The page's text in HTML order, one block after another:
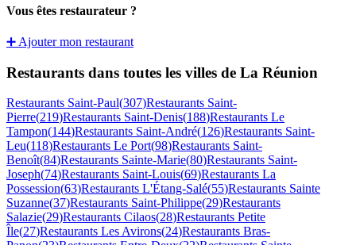
Vous êtes restaurateur ?
➕ Ajouter mon restaurant
Restaurants dans toutes les villes de La Réunion
Restaurants Saint-Paul(307)Restaurants Saint-
Pierre(219)Restaurants Saint-Denis(188)Restaurants Le
Tampon(144)Restaurants Saint-André(126)Restaurants Saint-
Leu(118)Restaurants Le Port(98)Restaurants Saint-
Benoît(84)Restaurants Sainte-Marie(80)Restaurants Saint-
Joseph(74)Restaurants Saint-Louis(69)Restaurants La
Possession(63)Restaurants L'Étang-Salé(55)Restaurants Sainte
Suzanne(37)Restaurants Saint-Philippe(29)Restaurants
Salazie(29)Restaurants Cilaos(28)Restaurants Petite
Île(27)Restaurants Les Avirons(24)Restaurants Bras-